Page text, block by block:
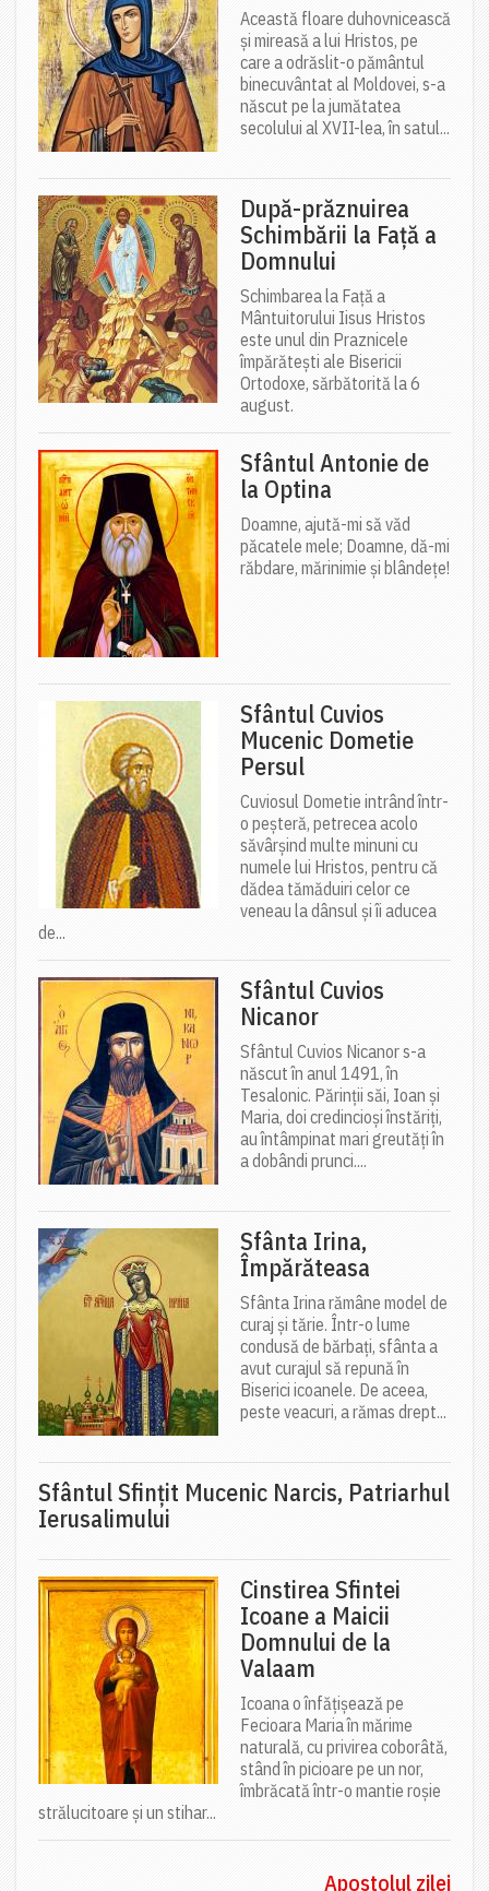
Această floare duhovnicească
și mireasă a lui Hristos, pe
care a odrăslit-o pământul
binecuvântat al Moldovei, s-a
născut pe la jumătatea
secolului al XVII-lea, în satul...
După-prăznuirea
Schimbării la Față a
Domnului
Schimbarea la Față a
Mântuitorului Iisus Hristos
este unul din Praznicele
împărătești ale Bisericii
Ortodoxe, sărbătorită la 6
august.
Sfântul Antonie de
la Optina
Doamne, ajută-mi să văd
păcatele mele; Doamne, dă-mi
răbdare, mărinimie şi blândeţe!
Sfântul Cuvios
Mucenic Dometie
Persul
Cuviosul Dometie intrând într-
o peșteră, petrecea acolo
săvârșind multe minuni cu
numele lui Hristos, pentru că
dădea tămăduiri celor ce
veneau la dânsul și îi aducea
de...
Sfântul Cuvios
Nicanor
Sfântul Cuvios Nicanor s-a
născut în anul 1491, în
Tesalonic. Părinții săi, Ioan și
Maria, doi credincioși înstăriți,
au întâmpinat mari greutăți în
a dobândi prunci....
Sfânta Irina,
Împărăteasa
Sfânta Irina rămâne model de
curaj și tărie. Într-o lume
condusă de bărbați, sfânta a
avut curajul să repună în
Biserici icoanele. De aceea,
peste veacuri, a rămas drept...
Sfântul Sfinţit Mucenic Narcis, Patriarhul
Ierusalimului
Cinstirea Sfintei
Icoane a Maicii
Domnului de la
Valaam
Icoana o înfățișează pe
Fecioara Maria în mărime
naturală, cu privirea coborâtă,
stând în picioare pe un nor,
îmbrăcată într-o mantie roșie
strălucitoare și un stihar...
Apostolul zilei